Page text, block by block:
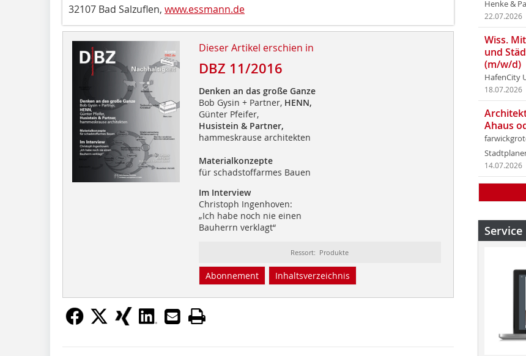
32107 Bad Salzuflen, www.essmann.de
Dieser Artikel erschien in
DBZ 11/2016
Denken an das große Ganze
Bob Gysin + Partner, HENN,
Günter Pfeifer,
Husistein & Partner,
hammeskrause architekten
Materialkonzepte
für schadstoffarmes Bauen
Im Interview
Christoph Ingenhoven:
„Ich habe noch nie einen
Bauherrn verklagt“
Ressort: Produkte
Abonnement Inhaltsverzeichnis
Henke &
22.07.2026
Wiss.
und
(m/w/d)
HafenCity
18.07.2026
Ahaus
14.07.2026
Service